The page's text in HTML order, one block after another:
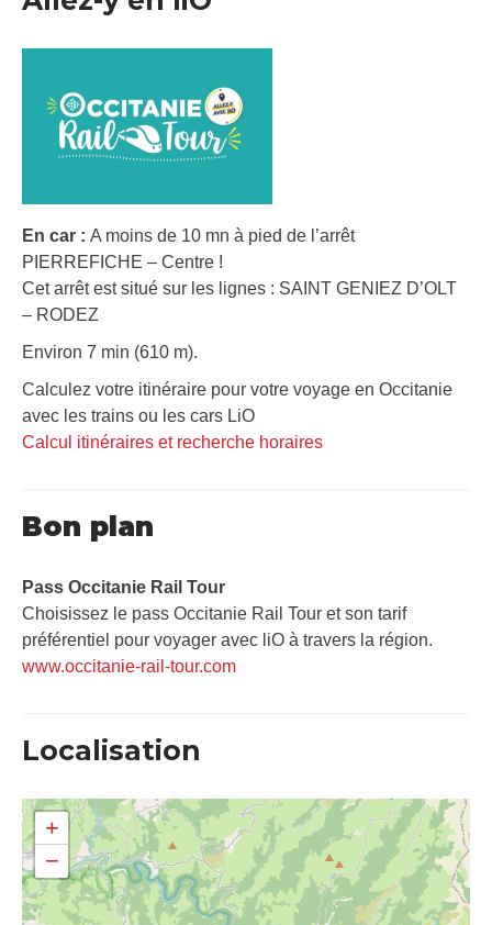
En car : A moins de 10 mn à pied de l’arrêt
PIERREFICHE – Centre !
Cet arrêt est situé sur les lignes : SAINT GENIEZ D’OLT
– RODEZ
Environ 7 min (610 m).
Calculez votre itinéraire pour votre voyage en Occitanie
avec les trains ou les cars LiO
Calcul itinéraires et recherche horaires
Bon plan
Pass Occitanie Rail Tour​
Choisissez le pass Occitanie Rail Tour et son tarif
préférentiel pour voyager avec liO à travers la région.
www.occitanie-rail-tour.com
Localisation
+
−